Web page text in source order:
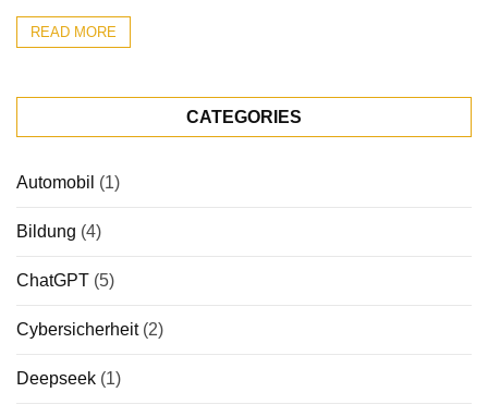
READ MORE
CATEGORIES
Automobil (1)
Bildung (4)
ChatGPT (5)
Cybersicherheit(2)
Deepseek (1)